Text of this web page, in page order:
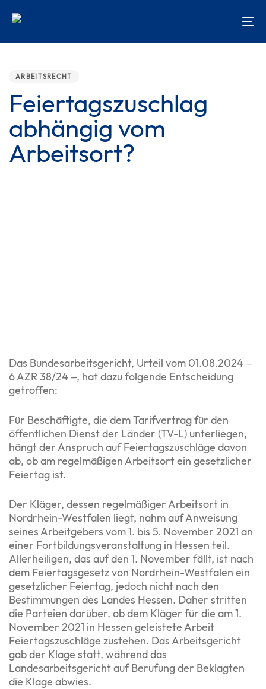
links
ARBEITSRECHT
Feiertagszuschlag
abhängig vom
Arbeitsort?
Das Bundesarbeitsgericht, Urteil vom 01.08.2024 –
6 AZR 38/24 –, hat dazu folgende Entscheidung
getroffen:
Für Beschäftigte, die dem Tarifvertrag für den
öffentlichen Dienst der Länder (TV-L) unterliegen,
hängt der Anspruch auf Feiertagszuschläge davon
ab, ob am regelmäßigen Arbeitsort ein gesetzlicher
Feiertag ist.
Der Kläger, dessen regelmäßiger Arbeitsort in
Nordrhein-Westfalen liegt, nahm auf Anweisung
seines Arbeitgebers vom 1. bis 5. November 2021 an
einer Fortbildungsveranstaltung in Hessen teil.
Allerheiligen, das auf den 1. November fällt, ist nach
dem Feiertagsgesetz von Nordrhein-Westfalen ein
gesetzlicher Feiertag, jedoch nicht nach den
Bestimmungen des Landes Hessen. Daher stritten
die Parteien darüber, ob dem Kläger für die am 1.
November 2021 in Hessen geleistete Arbeit
Feiertagszuschläge zustehen. Das Arbeitsgericht
gab der Klage statt, während das
Landesarbeitsgericht auf Berufung der Beklagten
die Klage abwies.